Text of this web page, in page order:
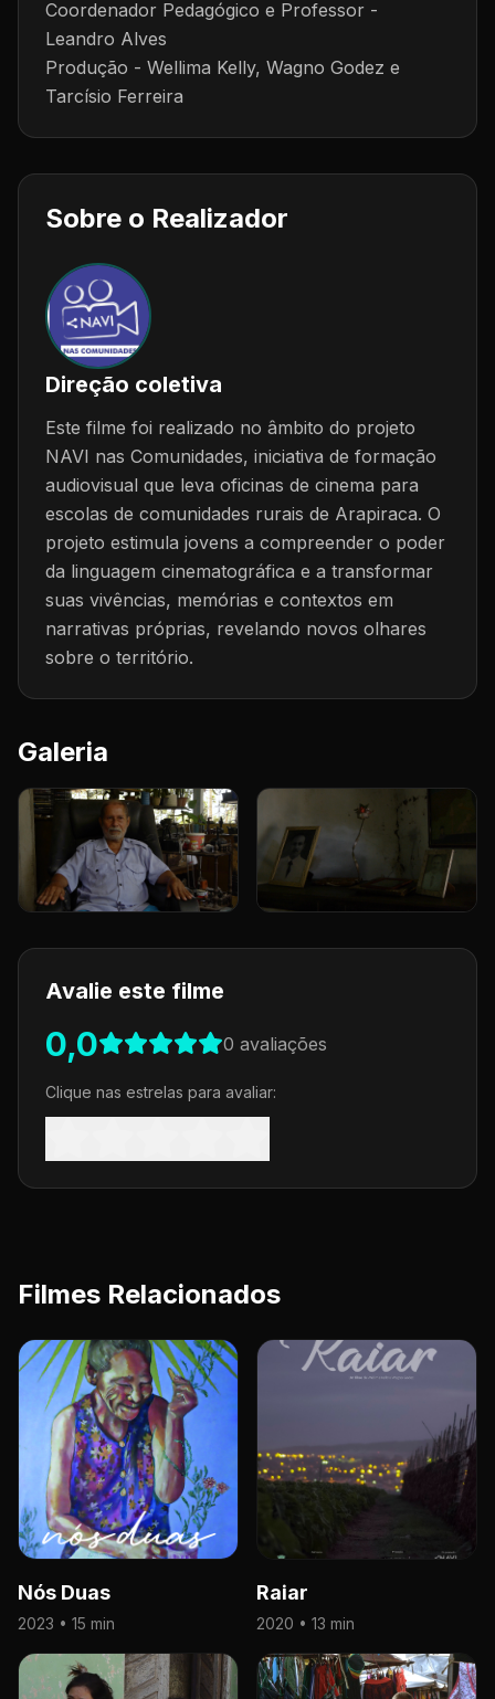
Coordenador Pedagógico e Professor -
Leandro Alves
Produção - Wellima Kelly, Wagno Godez e
Tarcísio Ferreira
Sobre o Realizador
Direção coletiva
Este filme foi realizado no âmbito do projeto
NAVI nas Comunidades, iniciativa de formação
audiovisual que leva oficinas de cinema para
escolas de comunidades rurais de Arapiraca. O
projeto estimula jovens a compreender o poder
da linguagem cinematográfica e a transformar
suas vivências, memórias e contextos em
narrativas próprias, revelando novos olhares
sobre o território.
Galeria
Avalie este filme
0,0 0 avaliações
Clique nas estrelas para avaliar:
Filmes Relacionados
Nós Duas
2023 • 15 min
Raiar
2020 • 13 min